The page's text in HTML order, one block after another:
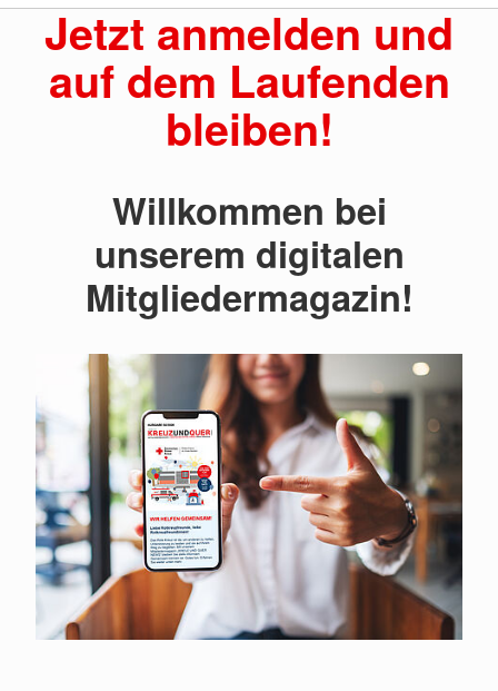
Jetzt anmelden und
auf dem Laufenden
bleiben!
Willkommen bei
unserem digitalen
Mitgliedermagazin!